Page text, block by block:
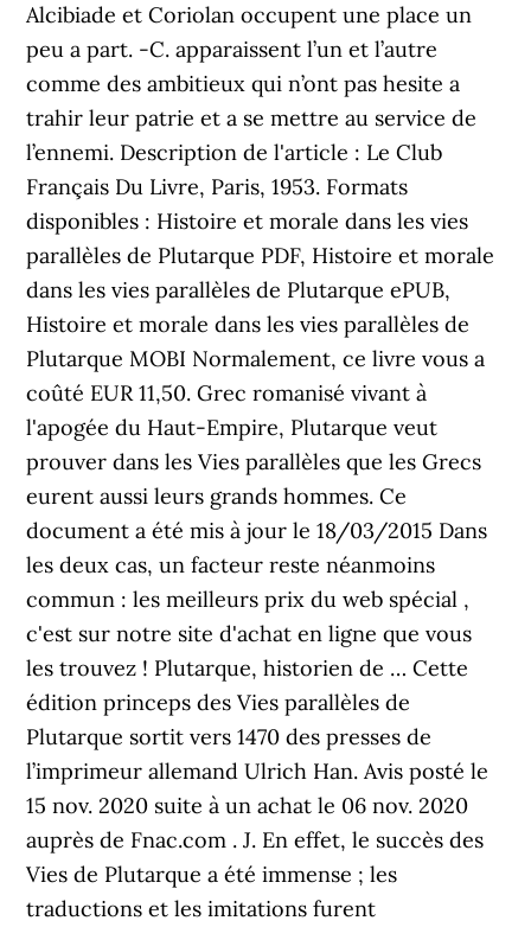
Alcibiade et Coriolan occupent une place un
peu a part. -C. apparaissent l’un et l’autre
comme des ambitieux qui n’ont pas hesite a
trahir leur patrie et a se mettre au service de
l’ennemi. Description de l'article : Le Club
Français Du Livre, Paris, 1953. Formats
disponibles : Histoire et morale dans les vies
parallèles de Plutarque PDF, Histoire et morale
dans les vies parallèles de Plutarque ePUB,
Histoire et morale dans les vies parallèles de
Plutarque MOBI Normalement, ce livre vous a
coûté EUR 11,50. Grec romanisé vivant à
l'apogée du Haut-Empire, Plutarque veut
prouver dans les Vies parallèles que les Grecs
eurent aussi leurs grands hommes. Ce
document a été mis à jour le 18/03/2015 Dans
les deux cas, un facteur reste néanmoins
commun : les meilleurs prix du web spécial ,
c'est sur notre site d'achat en ligne que vous
les trouvez ! Plutarque, historien de … Cette
édition princeps des Vies parallèles de
Plutarque sortit vers 1470 des presses de
l’imprimeur allemand Ulrich Han. Avis posté le
15 nov. 2020 suite à un achat le 06 nov. 2020
auprès de Fnac.com . J. En effet, le succès des
Vies de Plutarque a été immense ; les
traductions et les imitations furent